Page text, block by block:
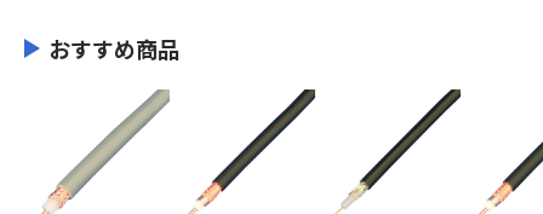
おすすめ商品